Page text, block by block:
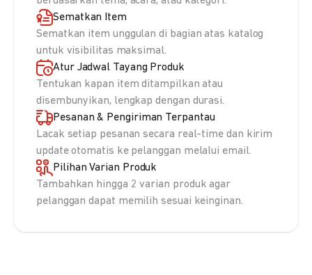
Sematkan Item
Sematkan item unggulan di bagian atas katalog
untuk visibilitas maksimal.
Atur Jadwal Tayang Produk
Tentukan kapan item ditampilkan atau
disembunyikan, lengkap dengan durasi.
Pesanan & Pengiriman Terpantau
Lacak setiap pesanan secara real-time dan kirim
update otomatis ke pelanggan melalui email.
Pilihan Varian Produk
Tambahkan hingga 2 varian produk agar
pelanggan dapat memilih sesuai keinginan.